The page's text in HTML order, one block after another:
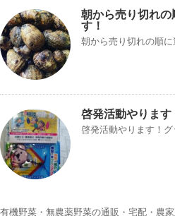
朝から売り切れの
す！
朝から売り切れの順に
啓発活動やります
啓発活動やります！グ
有機野菜・無農薬野菜の通販・宅配・農